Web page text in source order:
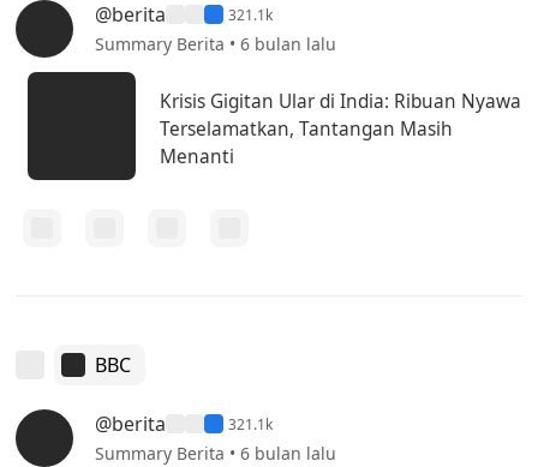
@berita 321.1k
Summary Berita • 6 bulan lalu
Krisis Gigitan Ular di India: Ribuan Nyawa
Terselamatkan, Tantangan Masih
Menanti
BBC
@berita 321.1k
Summary Berita • 6 bulan lalu